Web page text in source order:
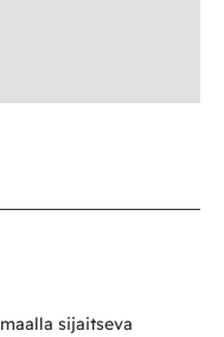
sijaitseva